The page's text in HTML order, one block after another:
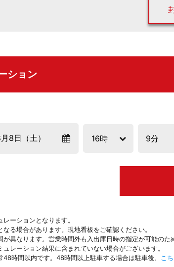
ション
ーションとなります。
る場合があります。現地看板をご確認ください。
が異なります。営業時間外も入出庫日時の指定が可能の
レーション結果に含まれていない場合がございます。
48時間以内です。48時間以上駐車する場合は駐車後、
こ